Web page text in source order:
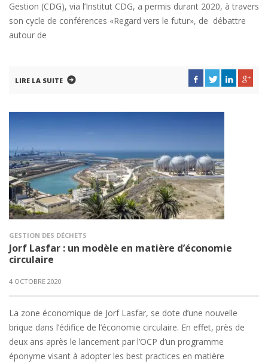
Gestion (CDG), via l’Institut CDG, a permis durant 2020, à travers
son cycle de conférences «Regard vers le futur», de débattre
autour de
LIRE LA SUITE
GESTION DES DÉCHETS
Jorf Lasfar : un modèle en matière d’économie
circulaire
4 OCTOBRE 2020
La zone économique de Jorf Lasfar, se dote d’une nouvelle
brique dans l’édifice de l’économie circulaire. En effet, près de
deux ans après le lancement par l’OCP d’un programme
éponyme visant à adopter les best practices en matière